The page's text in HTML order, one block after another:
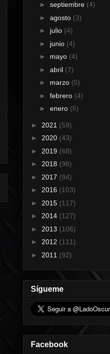
► septiembre (4)
► agosto (3)
► julio (4)
► junio (4)
► mayo (4)
► abril (7)
► marzo (5)
► febrero (4)
► enero (5)
► 2021 (59)
► 2020 (43)
► 2019 (68)
► 2018 (98)
► 2017 (94)
► 2016 (103)
► 2015 (117)
► 2014 (127)
► 2013 (106)
► 2012 (111)
► 2011 (92)
Sígueme
Facebook